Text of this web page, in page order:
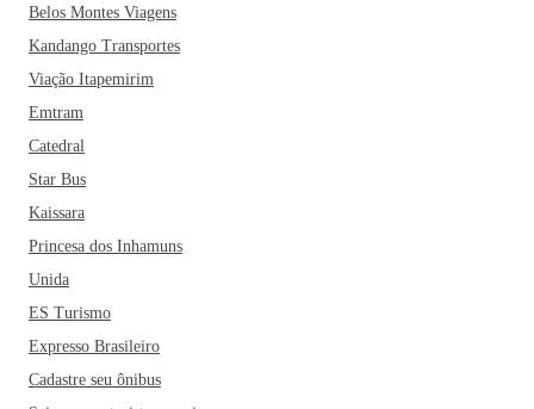
Belos Montes Viagens
Kandango Transportes
Viação Itapemirim
Emtram
Catedral
Star Bus
Kaissara
Princesa dos Inhamuns
Unida
ES Turismo
Expresso Brasileiro
Cadastre seu ônibus